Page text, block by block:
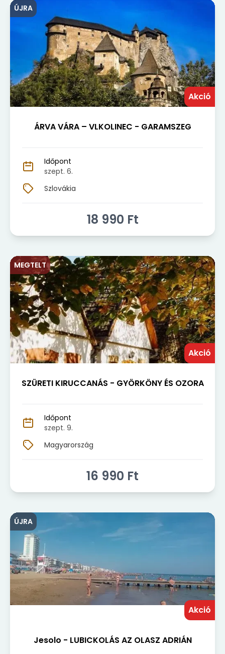
Akció
ÚJRA
ÁRVA VÁRA – VLKOLINEC - GARAMSZEG
Időpont
szept. 6.
Szlovákia
18 990 Ft
Akció
MEGTELT
SZÜRETI KIRUCCANÁS - GYÖRKÖNY ÉS OZORA
Időpont
szept. 9.
Magyarország
16 990 Ft
Akció
ÚJRA
Jesolo - LUBICKOLÁS AZ OLASZ ADRIÁN